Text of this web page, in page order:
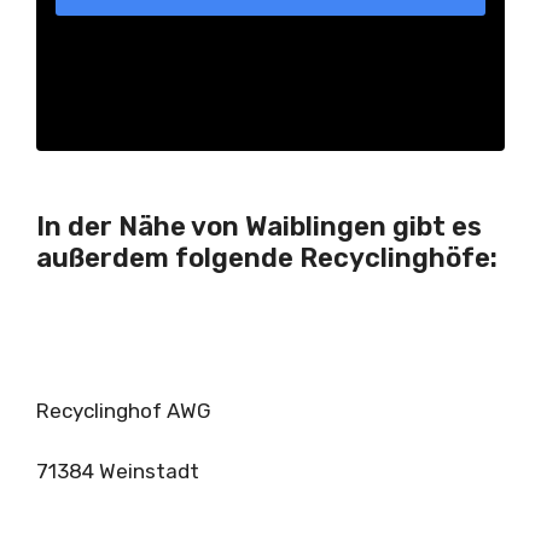
In der Nähe von Waiblingen gibt es
außerdem folgende Recyclinghöfe:
Recyclinghof AWG
71384 Weinstadt